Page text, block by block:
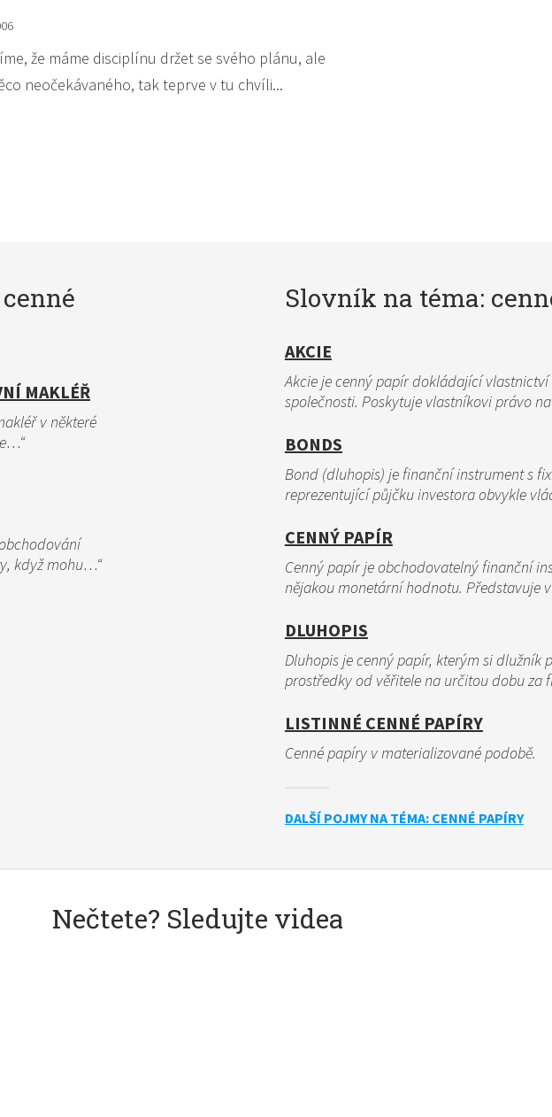
že máme disciplínu držet se svého plánu, ale
neočekávaného, tak teprve v tu chvíli...
MAKLÉŘ
v některé
když mohu…“
Slovník na téma:
AKCIE
Akcie je cenný papír dokládající
společnosti. Poskytuje vlastníkovi právo
BONDS
Bond (dluhopis) je finanční instrument s
reprezentující půjčku investora obvykle
CENNÝ PAPÍR
Cenný papír je obchodovatelný finanční
nějakou monetární hodnotu. Představuje
DLUHOPIS
Dluhopis je cenný papír, kterým si dlužník
prostředky od věřitele na určitou dobu za
LISTINNÉ CENNÉ PAPÍRY
Cenné papíry v materializované podobě.
DALŠÍ POJMY NA TÉMA: CENNÉ PAPÍRY
Nečtete? Sledujte videa